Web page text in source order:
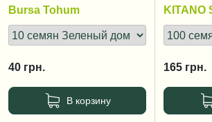
Bursa Tohum
40 грн.
В корзину
KITANO
165 грн.